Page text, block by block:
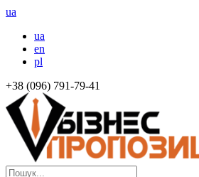
ua
ua
en
pl
+38 (096) 791-79-41